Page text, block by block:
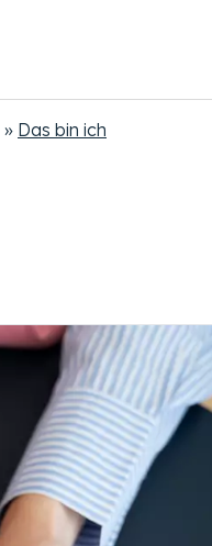
Das bin ich